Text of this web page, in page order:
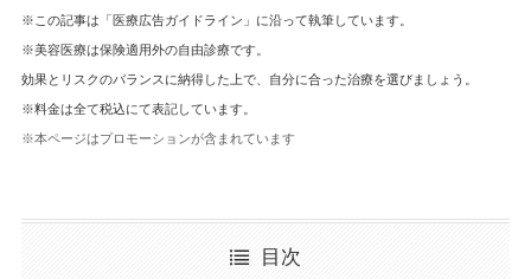
※この記事は「医療広告ガイドライン」に沿って執筆しています。
※美容医療は保険適用外の自由診療です。
効果とリスクのバランスに納得した上で、自分に合った治療を選びましょう。
※料金は全て税込にて表記しています。
※本ページはプロモーションが含まれています
目次